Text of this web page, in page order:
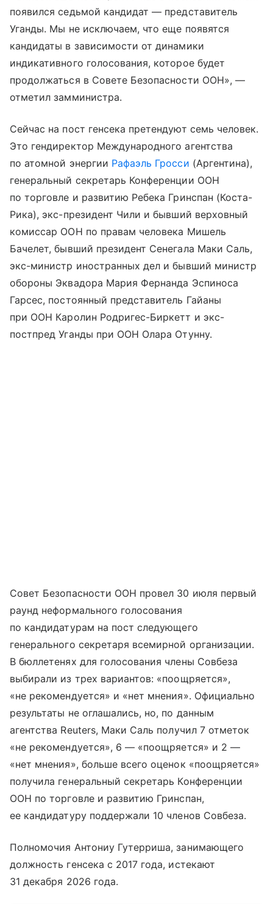
появился седьмой кандидат — представитель
Уганды. Мы не исключаем, что еще появятся
кандидаты в зависимости от динамики
индикативного голосования, которое будет
продолжаться в Совете Безопасности ООН», —
отметил замминистра.
Сейчас на пост генсека претендуют семь человек.
Это гендиректор Международного агентства
по атомной энергии Рафаэль Гросси (Аргентина),
генеральный секретарь Конференции ООН
по торговле и развитию Ребека Гринспан (Коста-
Рика), экс-президент Чили и бывший верховный
комиссар ООН по правам человека Мишель
Бачелет, бывший президент Сенегала Маки Саль,
экс-министр иностранных дел и бывший министр
обороны Эквадора Мария Фернанда Эспиноса
Гарсес, постоянный представитель Гайаны
при ООН Каролин Родригес-Биркетт и экс-
постпред Уганды при ООН Олара Отунну.
Совет Безопасности ООН провел 30 июля первый
раунд неформального голосования
по кандидатурам на пост следующего
генерального секретаря всемирной организации.
В бюллетенях для голосования члены Совбеза
выбирали из трех вариантов: «поощряется»,
«не рекомендуется» и «нет мнения». Официально
результаты не оглашались, но, по данным
агентства Reuters, Маки Саль получил 7 отметок
«не рекомендуется», 6 — «поощряется» и 2 —
«нет мнения», больше всего оценок «поощряется»
получила генеральный секретарь Конференции
ООН по торговле и развитию Гринспан,
ее кандидатуру поддержали 10 членов Совбеза.
Полномочия Антониу Гутерриша, занимающего
должность генсека с 2017 года, истекают
31 декабря 2026 года.